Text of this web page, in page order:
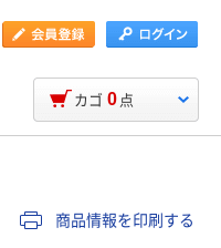
カゴ 0 点
商品情報を印刷する